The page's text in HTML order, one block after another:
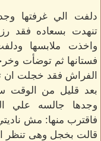
دلفت الي غرفتها
تنهدت بسعاده فقد
واخذت ملابسها
فستانها ثم توضأت
الفراش فقد خجلت ان
بعد قليل من
وجدها جالسه علي
فاقترب منها: مش
قالت بخجل وهى تنظر